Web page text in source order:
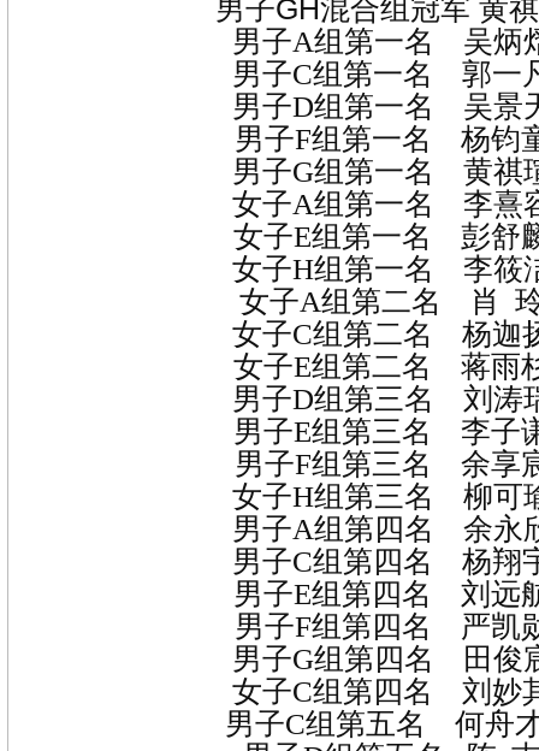
男子GH混合组冠军 黄
男子A组第一名
吴炳
男子C组第一名
郭一
男子D组第一名
吴景
男子F组第一名
杨钧
男子G组第一名
黄祺
女子A组第一名
李熹
女子E组第一名
彭舒
女子H组第一名
李筱
女子A组第二名 肖
女子C组第二名
杨迦
女子E组第二名
蒋雨
男子D组第三名
刘涛
男子E组第三名
李子
男子F组第三名
余享
女子H组第三名
柳可
男子A组第四名
余永
男子C组第四名
杨翔
男子E组第四名
刘远
男子F组第四名
严凯
男子G组第四名
田俊
女子C组第四名
刘妙
男子C组第五名
何舟